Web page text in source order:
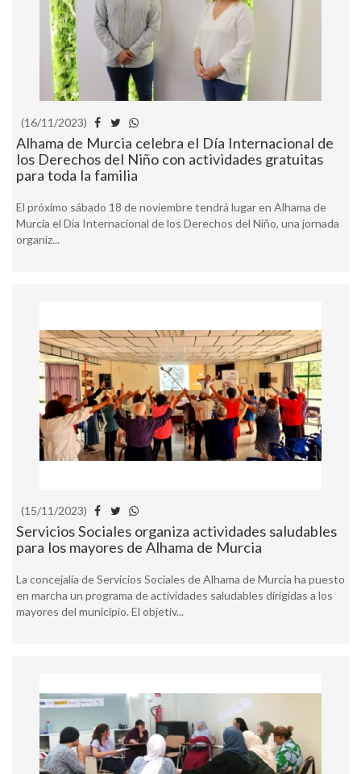
(16/11/2023)
Alhama de Murcia celebra el Día Internacional de
los Derechos del Niño con actividades gratuitas
para toda la familia
El próximo sábado 18 de noviembre tendrá lugar en Alhama de
Murcia el Día Internacional de los Derechos del Niño, una jornada
organiz...
(15/11/2023)
Servicios Sociales organiza actividades saludables
para los mayores de Alhama de Murcia
La concejalía de Servicios Sociales de Alhama de Murcia ha puesto
en marcha un programa de actividades saludables dirigidas a los
mayores del municipio. El objetiv...